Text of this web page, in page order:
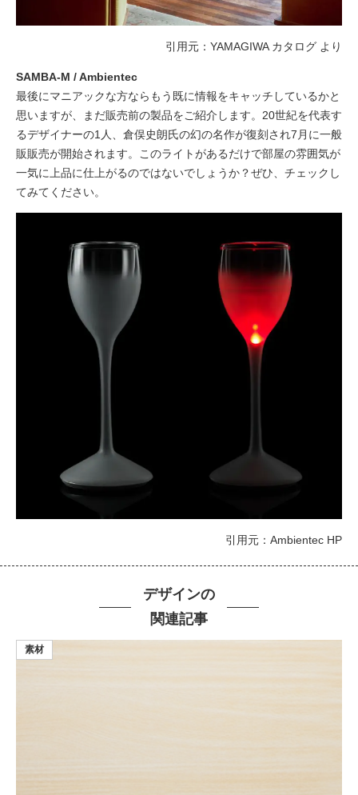
引用元：YAMAGIWA カタログ より
SAMBA-M / Ambientec
最後にマニアックな方ならもう既に情報をキャッチしているかと
思いますが、まだ販売前の製品をご紹介します。20世紀を代表す
るデザイナーの1人、倉俣史朗氏の幻の名作が復刻され7月に一般
販販売が開始されます。このライトがあるだけで部屋の雰囲気が
一気に上品に仕上がるのではないでしょうか？ぜひ、チェックし
てみてください。
引用元：Ambientec HP
デザインの
関連記事
素材